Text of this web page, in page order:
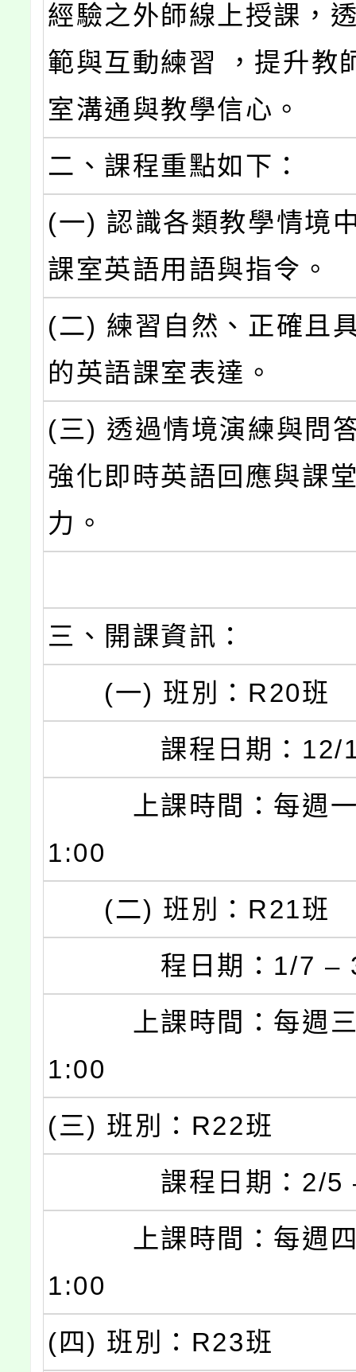
經驗之外師線上授課，
範與互動練習 ，提升教
室溝通與教學信心。
二、課程重點如下：
(一) 認識各類教學情境
課室英語用語與指令。
(二) 練習自然、正確且
的英語課室表達。
(三) 透過情境演練與問
強化即時英語回應與課
力。
三、開課資訊：
(一) 班別：R20班
課程日期：12/1
上課時間：每週一
1:00
(二) 班別：R21班
程日期：1/7 –
上課時間：每週三
1:00
(三) 班別：R22班
課程日期：2/5 –
上課時間：每週四
1:00
(四) 班別：R23班